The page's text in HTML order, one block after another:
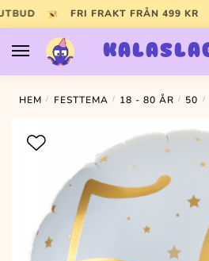
Skip
to
navigation
Skip
to
content
FRI FRAKT FRÅN 499 KR
HEM / FESTTEMA / 18 - 80 ÅR / 50 /